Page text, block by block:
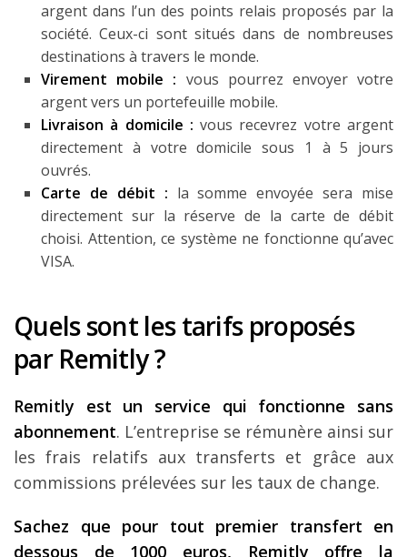
argent dans l’un des points relais proposés par la
société. Ceux-ci sont situés dans de nombreuses
destinations à travers le monde.
Virement mobile : vous pourrez envoyer votre
argent vers un portefeuille mobile.
Livraison à domicile :vous recevrez votre argent
directement à votre domicile sous 1 à 5 jours
ouvrés.
Carte de débit : la somme envoyée sera mise
directement sur la réserve de la carte de débit
choisi. Attention, ce système ne fonctionne qu’avec
VISA.
Quels sont les tarifs proposés
par Remitly ?
Remitly est un service qui fonctionne sans
abonnement. L’entreprise se rémunère ainsi sur
les frais relatifs aux transferts et grâce aux
commissions prélevées sur les taux de change.
Sachez que pour tout premier transfert en
dessous de 1000 euros, Remitly offre la